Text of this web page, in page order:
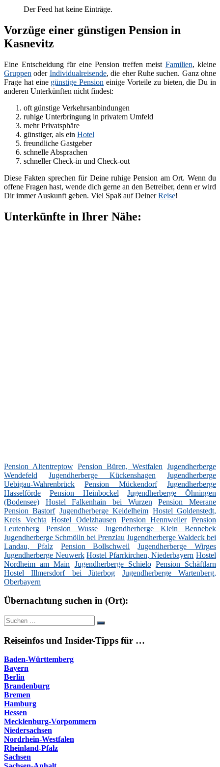
Der Feed hat keine Einträge.
Vorzüge einer günstigen Pension in
Kasnevitz
Eine Entscheidung für eine Pension treffen meist Familien, kleine
Gruppen oder Individualreisende, die eher Ruhe suchen. Ganz ohne
Frage hat eine günstige Pension einige Vorteile zu bieten, die Du in
anderen Unterkünften nicht findest:
oft günstige Verkehrsanbindungen
ruhige Unterbringung in privatem Umfeld
mehr Privatsphäre
günstiger, als ein Hotel
freundliche Gastgeber
schnelle Absprachen
schneller Check-in und Check-out
Diese Fakten sprechen für Deine ruhige Pension am Ort. Wenn du
offene Fragen hast, wende dich gerne an den Betreiber, denn er wird
Dir immer Auskunft geben. Viel Spaß auf DeinerReise!
Unterkünfte in Ihrer Nähe:
Pension Altentreptow Pension Büren, Westfalen Jugendherberge
Wendefeld
Jugendherberge Kückenshagen
Jugendherberge
Uebigau-Wahrenbrück
Pension Mückendorf
Jugendherberge
Hasselförde
Pension Heinbockel
Jugendherberge Öhningen
(Bodensee)
Hostel Falkenhain bei Wurzen
Pension Meerane
Pension Bastorf Jugendherberge Keidelheim Hostel Goldenstedt,
Kreis Vechta
Hostel Odelzhausen Pension Hennweiler Pension
Leutenberg
Pension Wusse
Jugendherberge Klein Bennebek
Jugendherberge Schmölln bei Prenzlau Jugendherberge Waldeck bei
Landau, Pfalz
Pension Bollschweil
Jugendherberge Wirges
Jugendherberge Neuwerk Hostel Pfarrkirchen, Niederbayern Hostel
Nordheim am Main
Jugendherberge Schielo Pension Schäftlarn
Hostel Illmersdorf bei Jüterbog
Jugendherberge Wartenberg,
Oberbayern
Übernachtung suchen in (Ort):
Suche
nach:
Suchen
Reiseinfos und Insider-Tipps für …
Baden-Württemberg
Bayern
Berlin
Brandenburg
Bremen
Hamburg
Hessen
Mecklenburg-Vorpommern
Niedersachsen
Nordrhein-Westfalen
Rheinland-Pfalz
Sachsen